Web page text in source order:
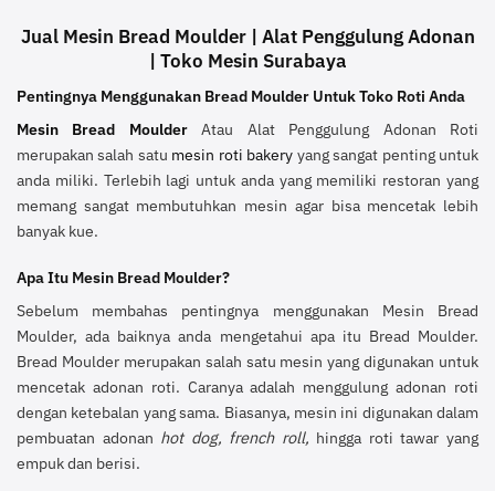
Jual Mesin Bread Moulder | Alat Penggulung Adonan
| Toko Mesin Surabaya
Pentingnya Menggunakan Bread Moulder Untuk Toko Roti Anda
Mesin Bread MoulderAtau Alat Penggulung Adonan Roti
merupakan salah satu mesin roti bakery yang sangat penting untuk
anda miliki. Terlebih lagi untuk anda yang memiliki restoran yang
memang sangat membutuhkan mesin agar bisa mencetak lebih
banyak kue.
Apa Itu Mesin Bread Moulder?
Sebelum membahas pentingnya menggunakan Mesin Bread
Moulder, ada baiknya anda mengetahui apa itu Bread Moulder.
Bread Moulder merupakan salah satu mesin yang digunakan untuk
mencetak adonan roti. Caranya adalah menggulung adonan roti
dengan ketebalan yang sama. Biasanya, mesin ini digunakan dalam
pembuatan adonan hot dog, french roll, hingga roti tawar yang
empuk dan berisi.